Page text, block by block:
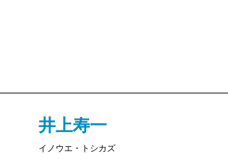
ズムとデモクラシーに境界はない。
ジア・アフリカに積極進出し、経済
日中戦争期には「東亜」「南洋」へ
であったからです。そのことを連盟
井上寿一
イノウエ・トシカズ